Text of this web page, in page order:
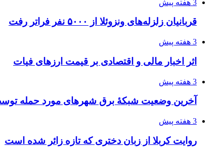
3 هفته پیش
قربانیان زلزله‌های ونزوئلا از ۵۰۰۰ نفر فراتر رفت
3 هفته پیش
اثر اخبار مالی و اقتصادی بر قیمت ارزهای فیات
3 هفته پیش
آخرین وضعیت شبکۀ برق شهرهای مورد حمله
3 هفته پیش
روایت کربلا از زبان دختری که تازه زائر شده است